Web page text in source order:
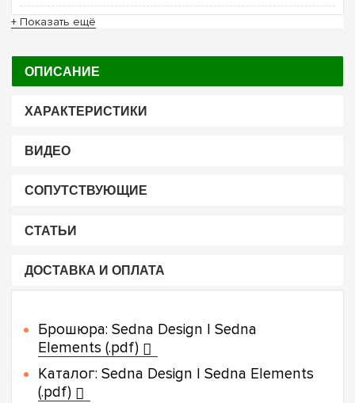
+ Показать ещё
ОПИСАНИЕ
ХАРАКТЕРИСТИКИ
ВИДЕО
СОПУТСТВУЮЩИЕ
СТАТЬИ
ДОСТАВКА И ОПЛАТА
Брошюра: Sedna Design | Sedna
Elements (.pdf)
Каталог: Sedna Design | Sedna Elements
(.pdf)